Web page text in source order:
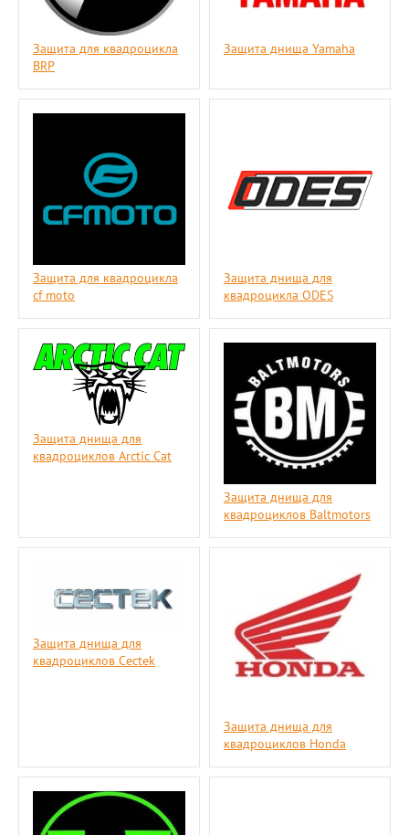
Защита для квадроцикла
BRP
Защита днища Yamaha
Защита для квадроцикла
cf moto
Защита днища для
квадроцикла ODES
Защита днища для
квадроциклов Arctic Cat
Защита днища для
квадроциклов Baltmotors
Защита днища для
квадроциклов Cectek
Защита днища для
квадроциклов Honda